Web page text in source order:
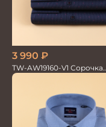
3 990 ₽
TW-AW19160-V1 Сорочка
мужская